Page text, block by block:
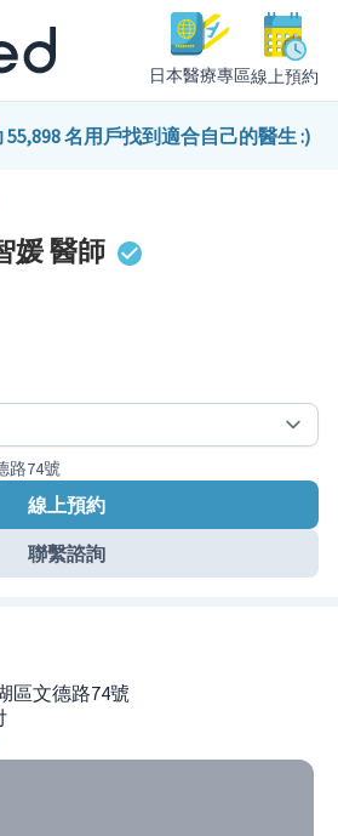
日本醫療專區線上預約
名用戶找到適合自己的醫生 :)
媛醫師
路74號
線上預約
聯繫諮詢
區文德路74號